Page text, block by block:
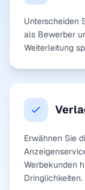
Unterscheiden
als Bewerber
Weiterleitung
Erwähnen Sie
Werbekunden
Dringlichkeiten.